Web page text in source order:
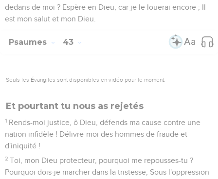
dedans de moi ? Espère en Dieu, car je le louerai encore ; Il
est mon salut et mon Dieu.
Psaumes 43
Seuls les Évangiles sont disponibles en vidéo pour le moment.
Et pourtant tu nous as rejetés
1 Rends-moi justice, ô Dieu, défends ma cause contre une
nation infidèle ! Délivre-moi des hommes de fraude et
d'iniquité !
2 Toi, mon Dieu protecteur, pourquoi me repousses-tu ?
Pourquoi dois-je marcher dans la tristesse, Sous l'oppression